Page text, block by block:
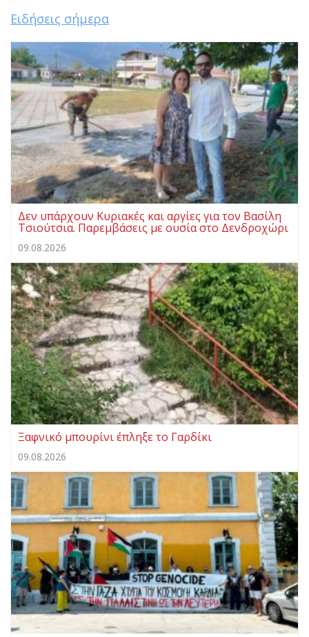
Ειδήσεις σήμερα
Δεν υπάρχουν Κυριακές και αργίες για τον Βασίλη
Τσιούτσια. Παρεμβάσεις με ουσία στο Δενδροχώρι
09.08.2026
Ξαφνικό μπουρίνι έπληξε το Γαρδίκι
09.08.2026